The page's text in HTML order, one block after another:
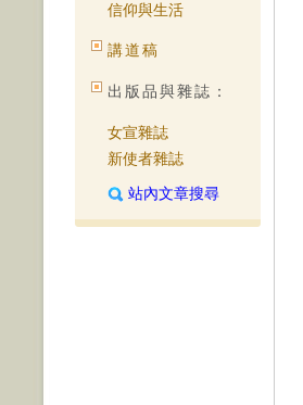
信仰與生活
講道稿
出版品與雜誌：
女宣雜誌
新使者雜誌
站內文章搜尋